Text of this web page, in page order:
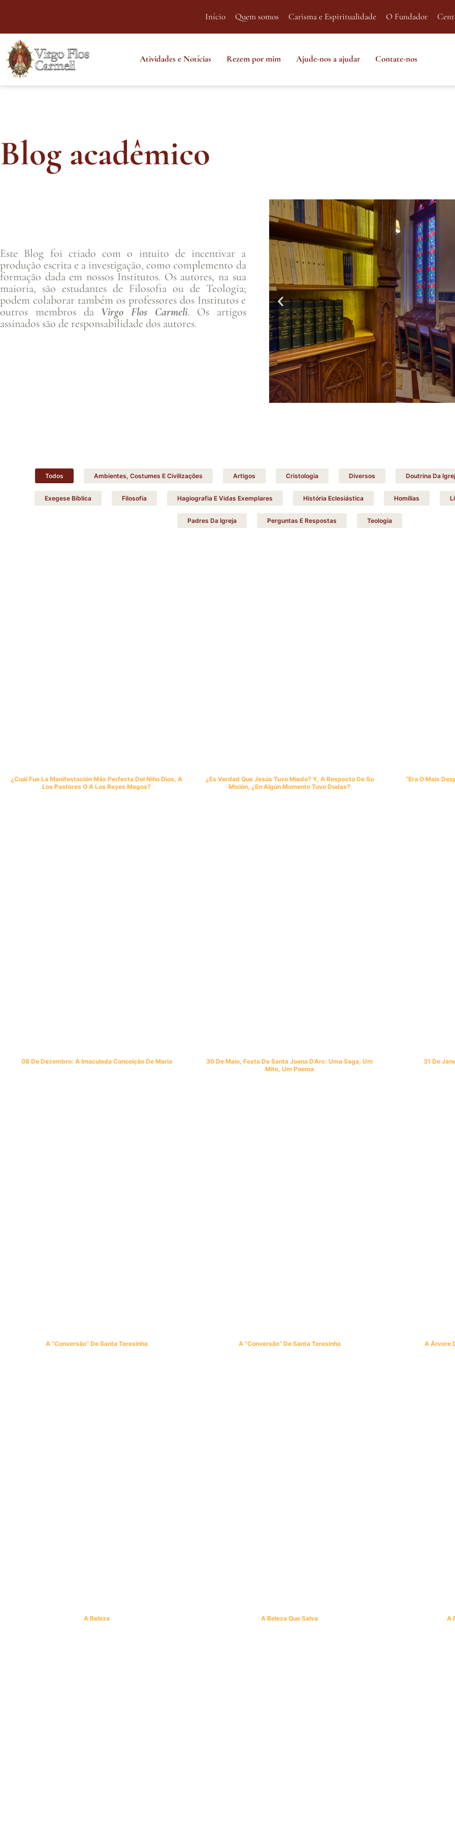
Início Quem somos Carisma e Espiritualidade O Fundador
Atividades e Notícias Rezem por mim Ajude-nos a ajudar Contate-nos
Blog acadêmico
Este Blog foi criado com o intuito de incentivar a
produção escrita e a investigação, como complemento da
formação dada em nossos Institutos. Os autores, na sua
maioria, são estudantes de Filosofia ou de Teologia;
podem colaborar também os professores dos Institutos e
outros membros da Virgo Flos Carmeli. Os artigos
assinados são de responsabilidade dos autores.
Todos Ambientes, Costumes E Civilizações Artigos Cristologia Diversos Doutrina Da
Exegese Bíblica Filosofia Hagiografia E Vidas Exemplares História Eclesiástica Homilias
Padres Da Igreja Perguntas E Respostas Teologia
¿Cuál Fue La Manifestación Más Perfecta Del Niño Dios, A
Los Pastores O A Los Reyes Magos?
¿Es Verdad Que Jesús Tuvo Miedo? Y, A Respecto De Su
Misión, ¿en Algún Momento Tuvo Dudas?
“Era O Mais
08 De Dezembro: A Imaculada Conceição De Maria
30 De Maio, Festa De Santa Joana D’Arc: Uma Saga, Um
Mito, Um Poema
31 De
A “conversão” De Santa Teresinha A “conversão” De Santa Teresinha A Árvore
A Beleza A Beleza Que Salva A